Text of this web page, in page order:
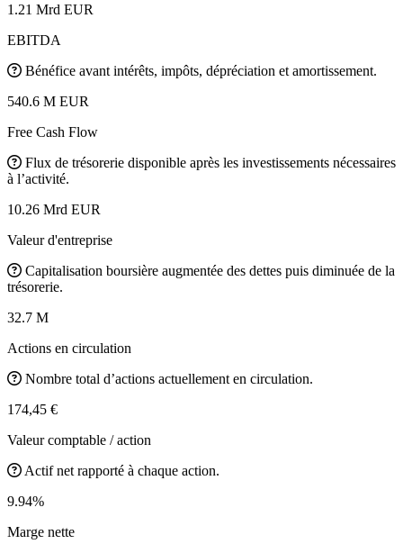
1.21 Mrd EUR
EBITDA
Bénéfice avant intérêts, impôts, dépréciation et amortissement.
540.6 M EUR
Free Cash Flow
Flux de trésorerie disponible après les investissements nécessaires
à l’activité.
10.26 Mrd EUR
Valeur d'entreprise
Capitalisation boursière augmentée des dettes puis diminuée de la
trésorerie.
32.7 M
Actions en circulation
Nombre total d’actions actuellement en circulation.
174,45 €
Valeur comptable / action
Actif net rapporté à chaque action.
9.94%
Marge nette